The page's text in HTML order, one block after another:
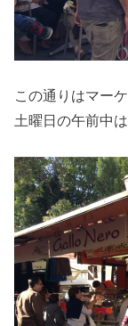
この通りはマー
土曜日の午前中